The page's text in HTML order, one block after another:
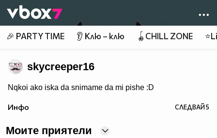
👾
🎉 PARTY TIME 👂 Клю – клю 🪀CHILL ZONE
skycreeper16
Nqkoi ako iska da snimame da mi pishe :D
Инфо СЛЕДВАЙ5
Моите приятели